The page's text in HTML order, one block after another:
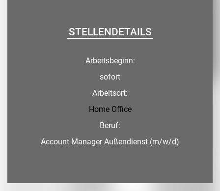
STELLENDETAILS
Arbeitsbeginn:
sofort
Arbeitsort:
Home Office
Beruf:
Account Manager Außendienst (m/w/d)